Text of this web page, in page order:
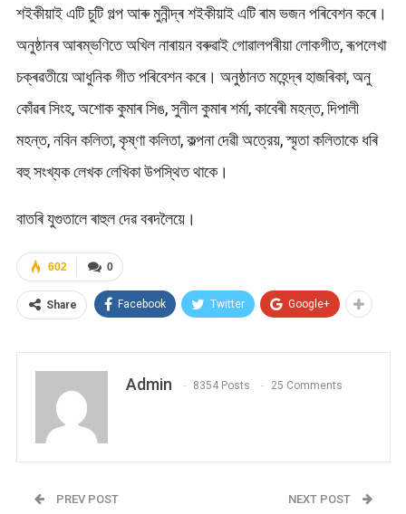
শইকীয়াই এটি চুটি গল্প আৰু মুনীন্দ্ৰ শইকীয়াই এটি ৰাম ভজন পৰিবেশন কৰে।
অনুষ্ঠানৰ আৰম্ভণিতে অখিল নাৰায়ন বৰুৱাই গোৱালপৰীয়া লোকগীত, ৰূপলেখা
চক্ৰৱতীয়ে আধুনিক গীত পৰিবেশন কৰে। অনুষ্ঠানত মহেন্দ্ৰ হাজৰিকা, অনু
কোঁৱৰ সিংহ, অশোক কুমাৰ সিঙ, সুনীল কুমাৰ শৰ্মা, কাবেৰী মহন্ত, দিপালী
মহন্ত, নবিন কলিতা, কৃষ্ণা কলিতা, কল্পনা দেৱী অত্রেয়, স্মৃতা কলিতাকে ধৰি
বহু সংখ্যক লেখক লেখিকা উপস্থিত থাকে।
বাতৰি যুগুতালে ৰাহুল দেৱ বৰদলৈয়ে।
0
602
Share Facebook Twitter Google+
Admin 8354 Posts 25 Comments
PREV POST NEXT POST